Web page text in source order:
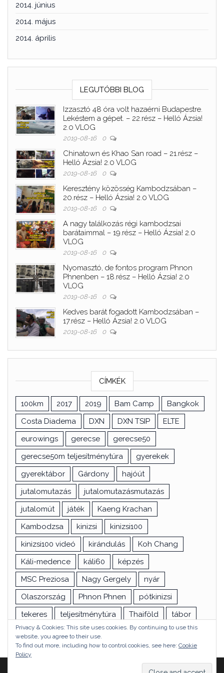
2014. június
2014. május
2014. április
LEGUTÓBBI BLOG
Izzasztó 48 óra volt hazaérni Budapestre.
Lekéstem a gépet. – 22.rész – Helló Ázsia!
2.0 VLOG
2019-08-16 0
Chinatown és Khao San road – 21.rész –
Helló Ázsia! 2.0 VLOG
2019-08-16 0
Keresztény közösség Kambodzsában –
20.rész – Helló Ázsia! 2.0 VLOG
2019-08-16 0
A nagy találkozás régi kambodzsai
barátaimmal – 19.rész – Helló Ázsia! 2.0
VLOG
2019-08-16 0
Nyomasztó, de fontos program Phnon
Phnenben – 18.rész – Helló Ázsia! 2.0
VLOG
2019-08-16 0
Kedves barát fogadott Kambodzsában –
17.rész – Helló Ázsia! 2.0 VLOG
2019-08-16 0
CÍMKÉK
100km 2017 2019 Bam Camp
Bangkok
Costa Diadema
DXN DXN TSIP
ELTE
eurowings
gerecse
gerecse50
gerecse50m teljesítménytúra
gyerekek
gyerektábor
Gárdony
hajóút
jutalomutazás
jutalomutazásmutazás
jutalomút
játék
Kaeng Krachan
Kambodzsa
kinizsi
kinizsi100
kinizsi100 videó
kirándulás
Koh Chang
Káli-medence
káli60
képzés
MSC Preziosa
Nagy Gergely
nyár
Olaszország
Phnon Phnen
pótkinizsi
tekeres
teljesítménytúra Thaiföld
tábor
túra
utazás vizsga Ázsia
Privacy & Cookies: This site uses cookies. By continuing to use this
website, you agree to their use.
To find out more, including how to control cookies, see here: Cookie
Policy